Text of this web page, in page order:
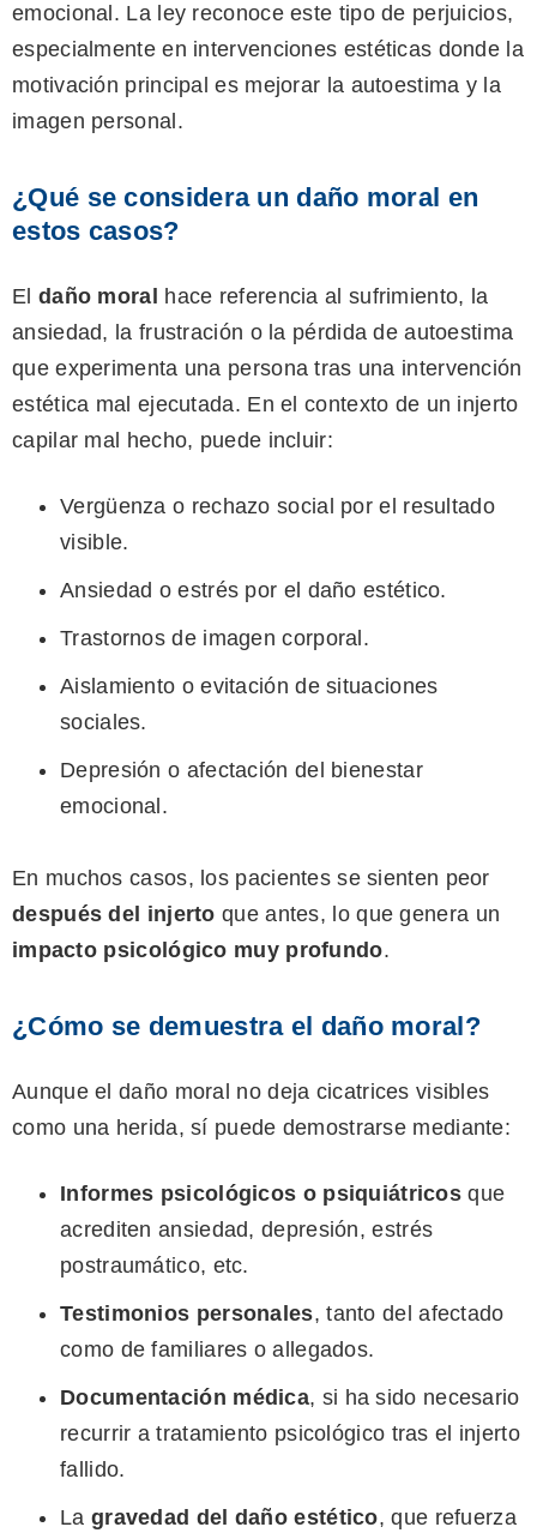
emocional. La ley reconoce este tipo de perjuicios,
especialmente en intervenciones estéticas donde la
motivación principal es mejorar la autoestima y la
imagen personal.
¿Qué se considera un daño moral en
estos casos?
El daño moral
hace referencia al sufrimiento, la
ansiedad, la frustración o la pérdida de autoestima
que experimenta una persona tras una intervención
estética mal ejecutada. En el contexto de un injerto
capilar mal hecho, puede incluir:
Vergüenza o rechazo social por el resultado
visible.
Ansiedad o estrés por el daño estético.
Trastornos de imagen corporal.
Aislamiento o evitación de situaciones
sociales.
Depresión o afectación del bienestar
emocional.
En muchos casos, los pacientes se sienten peor
después del injerto que antes, lo que genera un
impacto psicológico muy profundo.
¿Cómo se demuestra el daño moral?
Aunque el daño moral no deja cicatrices visibles
como una herida, sí puede demostrarse mediante:
Informes psicológicos o psiquiátricos que
acrediten ansiedad, depresión, estrés
postraumático, etc.
Testimonios personales, tanto del afectado
como de familiares o allegados.
Documentación médica, si ha sido necesario
recurrir a tratamiento psicológico tras el injerto
fallido.
La gravedad del daño estético, que refuerza